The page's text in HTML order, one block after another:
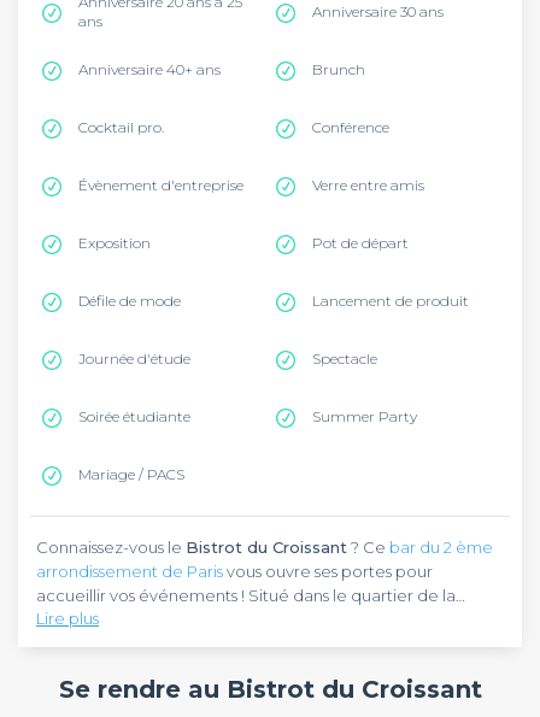
ans
Anniversaire 30 ans
Anniversaire 40+ ans Brunch
Cocktail pro. Conférence
Évènement d'entreprise Verre entre amis
Exposition Pot de départ
Défile de mode Lancement de produit
Journée d'étude Spectacle
Soirée étudiante Summer Party
Mariage / PACS
Connaissez-vous le Bistrot du Croissant ? Ce bar du 2 ème
arrondissement de Parisvous ouvre ses portes pour
accueillir vos événements ! Situé dans le quartier de la
Bourse, le bistrot sera idéal pour une soirée d’entreprise
mais aussi pour fêter un anniversaire, organiser un after work
ligne 3 du métro à la station Bourse.
Découvrez leBistrot du Croissant, un bistrot au beau
le charme du lieu, ainsi que de grands miroirs donnant une
Lire plus
Se rendre au Bistrot du Croissant